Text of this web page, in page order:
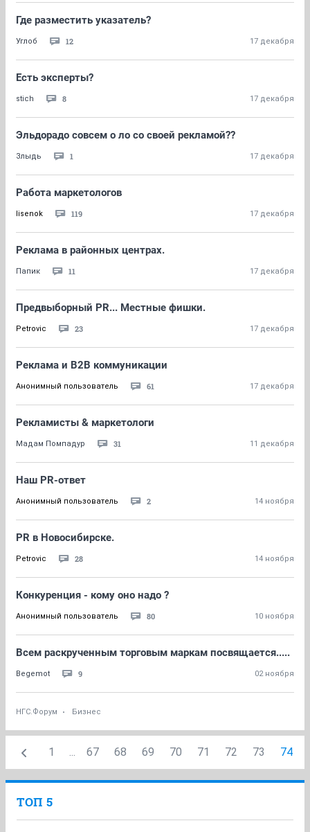
Где разместить указатель?
Углоб 12 17 декабря
Есть эксперты?
stich 8 17 декабря
Эльдорадо совсем о ло со своей рекламой??
Злыдь 1 17 декабря
Работа маркетологов
lisenok 119 17 декабря
Реклама в районных центрах.
Папик 11 17 декабря
Предвыборный PR... Местные фишки.
Petrovic 23 17 декабря
Реклама и B2B коммуникации
Анонимный пользователь 61 17 декабря
Рекламисты & маркетологи
Мадам Помпадур 31 11 декабря
Наш PR-ответ
Анонимный пользователь 2 14 ноября
PR в Новосибирске.
Petrovic 28 14 ноября
Конкуренция - кому оно надо ?
Анонимный пользователь 80 10 ноября
Всем раскрученным торговым маркам посвящается.....
Begemot 9 02 ноября
НГС.Форум Бизнес
1 ... 67 68 69 70 71 72 73 74
ТОП 5